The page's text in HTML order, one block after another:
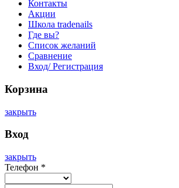
Контакты
Акции
Школа tradenails
Где вы?
Список желаний
Сравнение
Вход/ Регистрация
Корзина
закрыть
Вход
закрыть
Телефон *